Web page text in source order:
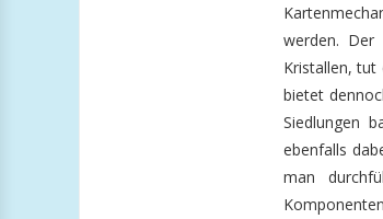
werden.
Kristallen, tut
bietet
Siedlungen
ebenfalls
man